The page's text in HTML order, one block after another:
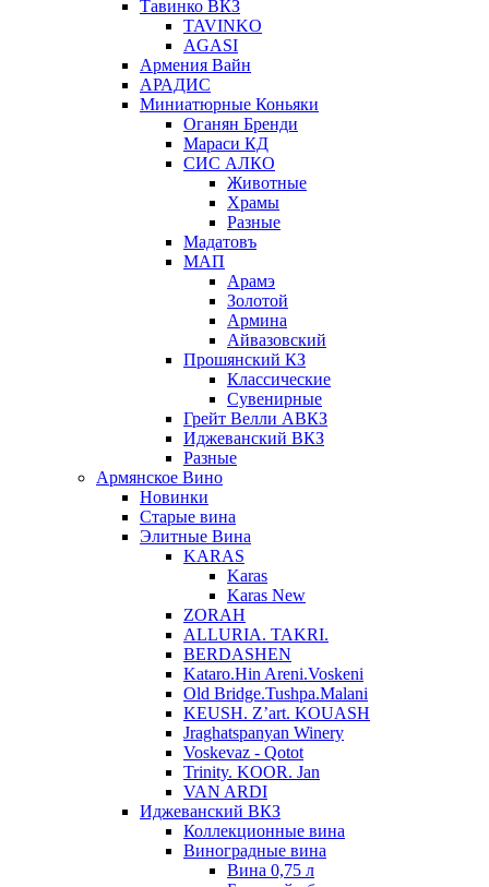
Тавинко ВКЗ
TAVINKO
AGASI
Армения Вайн
АРАДИС
Миниатюрные Коньяки
Оганян Бренди
Мараси КД
СИС АЛКО
Животные
Храмы
Разные
Мадатовъ
МАП
Арамэ
Золотой
Армина
Айвазовский
Прошянский КЗ
Классические
Сувенирные
Грейт Велли АВКЗ
Иджеванский ВКЗ
Разные
Армянское Вино
Новинки
Старые вина
Элитные Вина
KARAS
Karas
Karas New
ZORAH
ALLURIA. TAKRI.
BERDASHEN
Kataro.Hin Areni.Voskeni
Old Bridge.Tushpa.Malani
KEUSH. Z’art. KOUASH
Jraghatspanyan Winery
Voskevaz - Qotot
Trinity. KOOR. Jan
VAN ARDI
Иджеванский ВКЗ
Коллекционные вина
Виноградные вина
Вина 0,75 л